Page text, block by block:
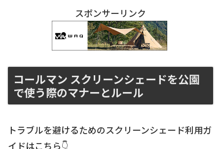
スポンサーリンク
コールマン スクリーンシェードを公園
で使う際のマナーとルール
トラブルを避けるためのスクリーンシェード利用ガ
イドはこちら👇